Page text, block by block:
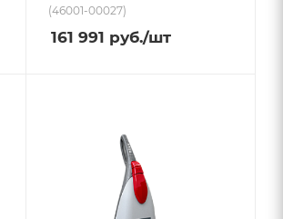
(46001-00027)
161 991 руб./шт